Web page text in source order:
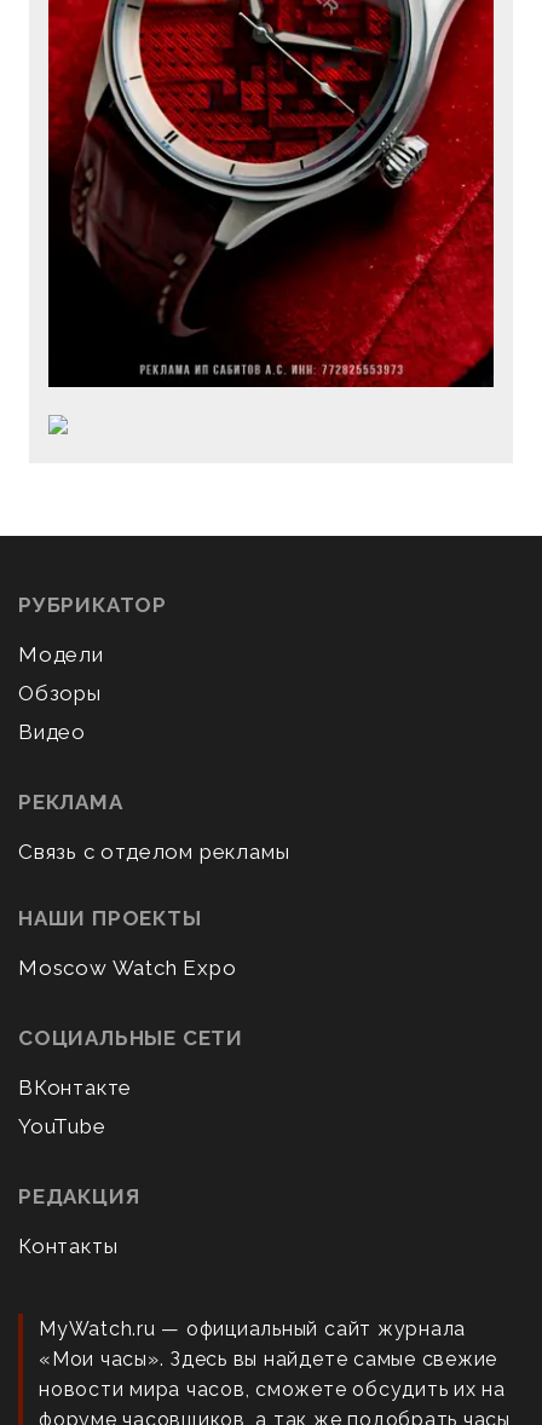
РУБРИКАТОР
Модели
Обзоры
Видео
РЕКЛАМА
Связь с отделом рекламы
НАШИ ПРОЕКТЫ
Moscow Watch Expo
СОЦИАЛЬНЫЕ СЕТИ
ВКонтакте
YouTube
РЕДАКЦИЯ
Контакты
MyWatch.ru — официальный сайт журнала
«Мои часы». Здесь вы найдете самые свежие
новости мира часов, сможете обсудить их на
форуме часовщиков, а так же подобрать часы